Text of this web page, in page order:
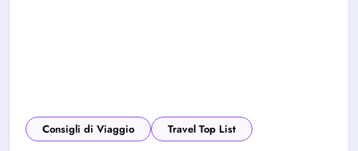
Consigli di Viaggio Travel Top List